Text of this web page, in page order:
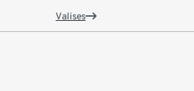
Valises